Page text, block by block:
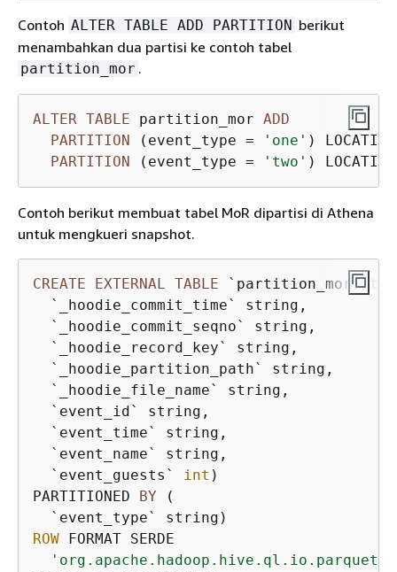
Contoh ALTER TABLE ADD PARTITION berikut
menambahkan dua partisi ke contoh tabel
partition_mor .
ALTER TABLE partition_mor ADD
PARTITION (event_type = 'one' )
PARTITION (event_type = 'two' )
Contoh berikut membuat tabel MoR dipartisi di Athena
untuk mengkueri snapshot.
CREATE EXTERNAL TABLE `partition_mor_rt`(
  `_hoodie_commit_time` string,
  `_hoodie_commit_seqno` string,
  `_hoodie_record_key` string,
  `_hoodie_partition_path` string,
  `_hoodie_file_name` string,
  `event_id` string,
  `event_time` string,
  `event_name` string,
  `event_guests`
int )
PARTITIONED BY (
ROW FORMAT SERDE